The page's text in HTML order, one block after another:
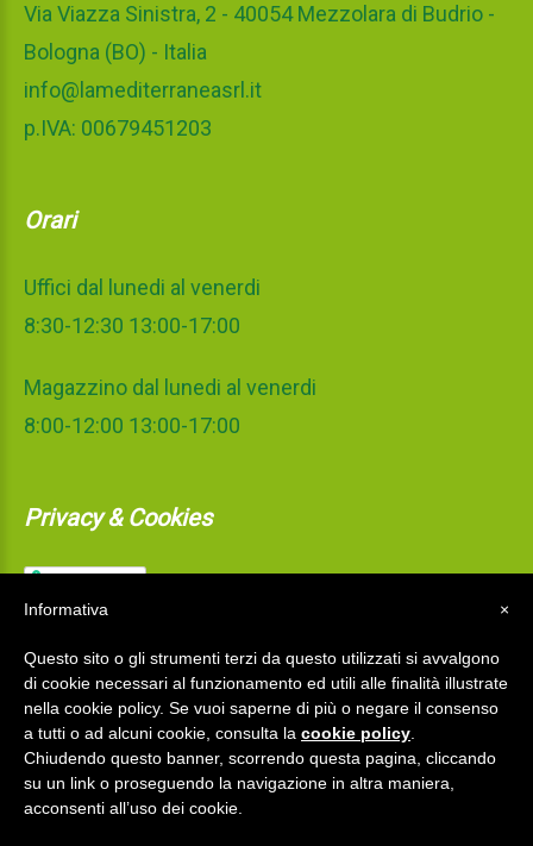
Via Viazza Sinistra, 2 - 40054 Mezzolara di Budrio -
Bologna (BO) - Italia
info@lamediterraneasrl.it
p.IVA: 00679451203
Orari
Uffici dal lunedi al venerdi
8:30-12:30 13:00-17:00
Magazzino dal lunedi al venerdi
8:00-12:00 13:00-17:00
Privacy & Cookies
La Mediterranea S.r.l. © 2026
×
Informativa
Questo sito o gli strumenti terzi da questo utilizzati si avvalgono
di cookie necessari al funzionamento ed utili alle finalità illustrate
nella cookie policy. Se vuoi saperne di più o negare il consenso
a tutti o ad alcuni cookie, consulta la cookie policy
Chiudendo questo banner, scorrendo questa pagina, cliccando
su un link o proseguendo la navigazione in altra maniera,
acconsenti all’uso dei cookie.